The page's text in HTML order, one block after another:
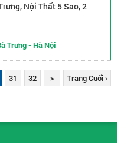
Nội Thất 5 Sao, 2
Trưng - Hà Nội
31 32 > Trang Cuối ›